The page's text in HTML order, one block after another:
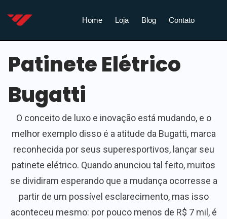
Home Loja Blog Contato
Patinete Elétrico
Bugatti
O conceito de luxo e inovação está mudando, e o
melhor exemplo disso é a atitude da Bugatti, marca
reconhecida por seus superesportivos, lançar seu
patinete elétrico. Quando anunciou tal feito, muitos
se dividiram esperando que a mudança ocorresse a
partir de um possível esclarecimento, mas isso
aconteceu mesmo: por pouco menos de R$ 7 mil, é